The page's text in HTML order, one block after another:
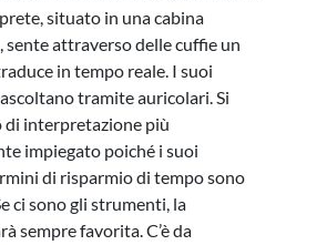
situato in una cabina
sente attraverso delle cuffie un
in tempo reale. I suoi
tramite auricolari. Si
interpretazione più
impiegato poiché i suoi
di risparmio di tempo sono
ci sono gli strumenti, la
sempre favorita. C’è da